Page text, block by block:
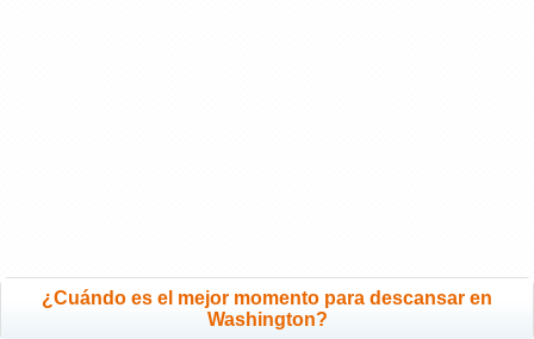
¿Cuándo es el mejor momento para descansar en
Washington?